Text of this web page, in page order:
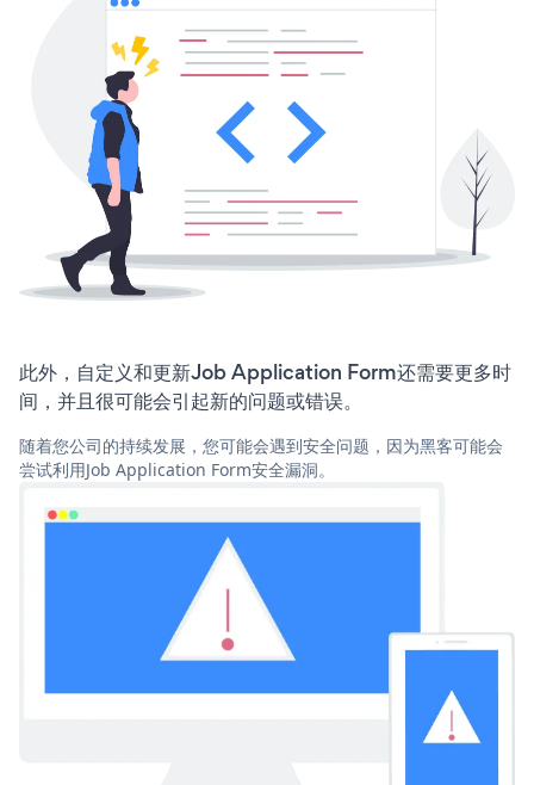
此外，自定义和更新Job Application Form还需要更多时
间，并且很可能会引起新的问题或错误。
随着您公司的持续发展，您可能会遇到安全问题，因为黑客可能会
尝试利用Job Application Form安全漏洞。